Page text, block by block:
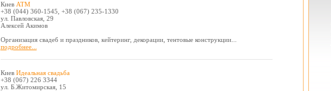
Киев АТМ
+38 (044) 360-1545, +38 (067) 235-1330
ул. Павловская, 29
Алексей Акимов
Организация свадеб и праздников, кейтеринг, декорации, тентовые конструкции...
подробнее...
Киев Идеальная свадьба
+38 (067) 226 3344
ул. Б.Житомирская, 15